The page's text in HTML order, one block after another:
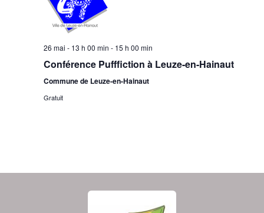
26 mai - 13 h 00 min - 15 h 00 min
Conférence Pufffiction à Leuze-en-Hainaut
Commune de Leuze-en-Hainaut
Gratuit